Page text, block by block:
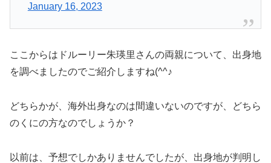
January 16, 2023
ここからはドルーリー朱瑛里さんの両親について、出身地
を調べましたのでご紹介しますね(^^♪
どちらかが、海外出身なのは間違いないのですが、どちら
のくにの方なのでしょうか？
以前は、予想でしかありませんでしたが、出身地が判明し